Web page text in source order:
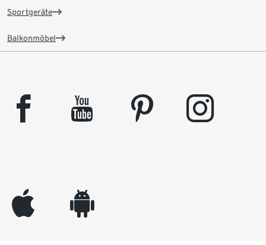
Sportgeräte
Balkonmöbel
facebook youtube pinterest instagram
appleinc android